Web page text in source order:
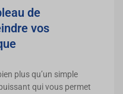
de
vos
plus qu’un simple
qui vous permet